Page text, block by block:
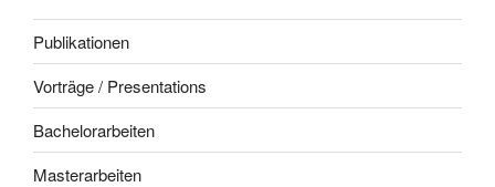
Publikationen
Vorträge / Presentations
Bachelorarbeiten
Masterarbeiten